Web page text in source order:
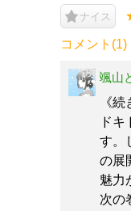
ナイス
コメント(1)
颯山
《
ド
す。
の展
魅力
次の